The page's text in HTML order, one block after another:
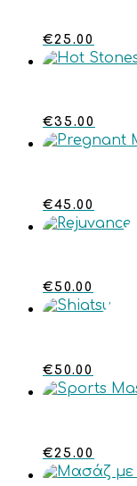
€25.00
€35.00
€45.00
€50.00
€50.00
€25.00